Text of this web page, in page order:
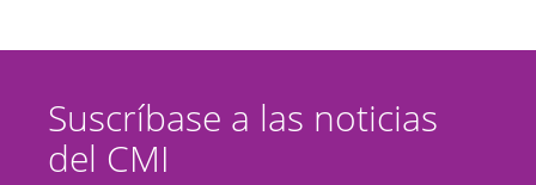
Suscríbase a las noticias
del CMI